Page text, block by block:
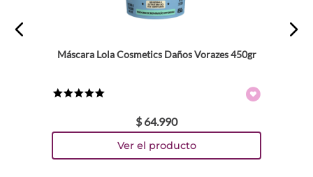
Máscara Lola Cosmetics Daños Vorazes 450gr
$ 64.990